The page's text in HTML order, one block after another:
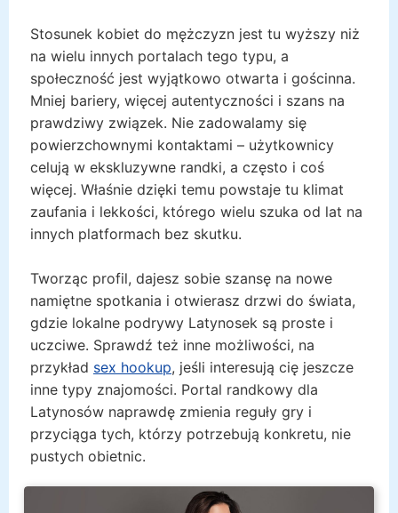
Stosunek kobiet do mężczyzn jest tu wyższy niż
na wielu innych portalach tego typu, a
społeczność jest wyjątkowo otwarta i gościnna.
Mniej bariery, więcej autentyczności i szans na
prawdziwy związek. Nie zadowalamy się
powierzchownymi kontaktami – użytkownicy
celują w ekskluzywne randki, a często i coś
więcej. Właśnie dzięki temu powstaje tu klimat
zaufania i lekkości, którego wielu szuka od lat na
innych platformach bez skutku.
Tworząc profil, dajesz sobie szansę na nowe
namiętne spotkania i otwierasz drzwi do świata,
gdzie lokalne podrywy Latynosek są proste i
uczciwe. Sprawdź też inne możliwości, na
przykład sex hookup, jeśli interesują cię jeszcze
inne typy znajomości. Portal randkowy dla
Latynosów naprawdę zmienia reguły gry i
przyciąga tych, którzy potrzebują konkretu, nie
pustych obietnic.